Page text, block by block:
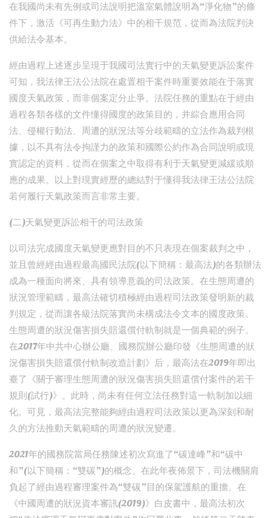
在我國尚未有先例或司法說明把溫室氣體說明為“淨化物”的條
件下，激活《可再生動力法》中的相干規范，從而為法院判決
供給法令基本。
經由過程上述逐步呈現于我國司法實行中的天氣變更訴訟案件
可知，我法律王法公法院在處置相干案件時重要效能在于落實
國度天氣政策，而非個案定分止爭。法院任務的重點在于經由
過程各類各樣的文件懂得國度的政策目的，并綜合應用合同
法、侵權行動法、周遭的狀況法等分歧範疇的立法作為裁判根
據，以不具有法令拘謹力的政策和國際公約作為合同說明或現
實認定的資料，從而在個案之中取得有利于天氣變更減緩或順
應的成果。以上對現實經歷的總結對于懂得我法律王法公法院
若何履行天氣政策而言非常主要。
(二)天氣變更訴訟相干的司法政策
以司法完成國度天氣變更應對目的不只表現在個案裁判之中，
並且曾經經由過程最高國民法院(以下簡稱：最高法)的各類辦法
成為一種面向將來、具有領導意義的司法政策。在生態周遭的
狀況管理範疇，最高法確切積極經由過程司法政策發明新的裁
判規定，從而讓各級法院落實尚未構成法令文本的國度政策。
生態周遭的狀況傷害損失賠還償付軌制就是一個典範的例子。
在2017年中共中心辦公廳、國務院辦公廳印發《生態周遭的狀
況傷害損失賠還償付軌制改造計劃》后，最高法在2019年即出
臺了《關于審理生態周遭的狀況傷害損失賠還償付案件的若干
規則(試行)》。此時，尚未有任何立法任務對這一軌制加以細
化。可見，最高法完整能夠經由過程司法政策以更為深刻和耐
久的方法推動天氣範疇的周遭的狀況變遷。
2021年的國務院當局任務陳述初次寫進了“碳達峰”和“碳中
和”(以下簡稱：“雙碳”)的概念。在此年夜佈景下，司法機關肩
負起了經由過程審理案件為“雙碳”目的保駕護航的重擔。在
《中國周遭的狀況資本審訊(2019)》白皮書中，最高法初次